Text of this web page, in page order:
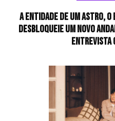
A entidade de um astro,
desbloqueie um novo
Entrevista